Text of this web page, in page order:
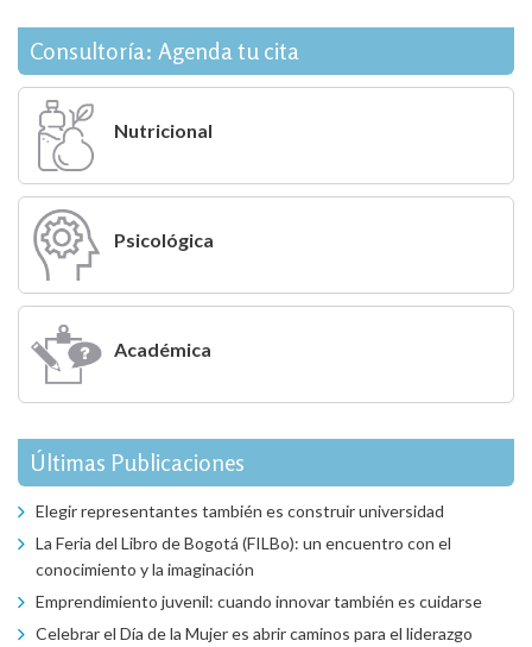
Consultoría: Agenda tu cita
Nutricional
Psicológica
Académica
Últimas Publicaciones
Elegir representantes también es construir universidad
La Feria del Libro de Bogotá (FILBo): un encuentro con el
conocimiento y la imaginación
Emprendimiento juvenil: cuando innovar también es cuidarse
Celebrar el Día de la Mujer es abrir caminos para el liderazgo